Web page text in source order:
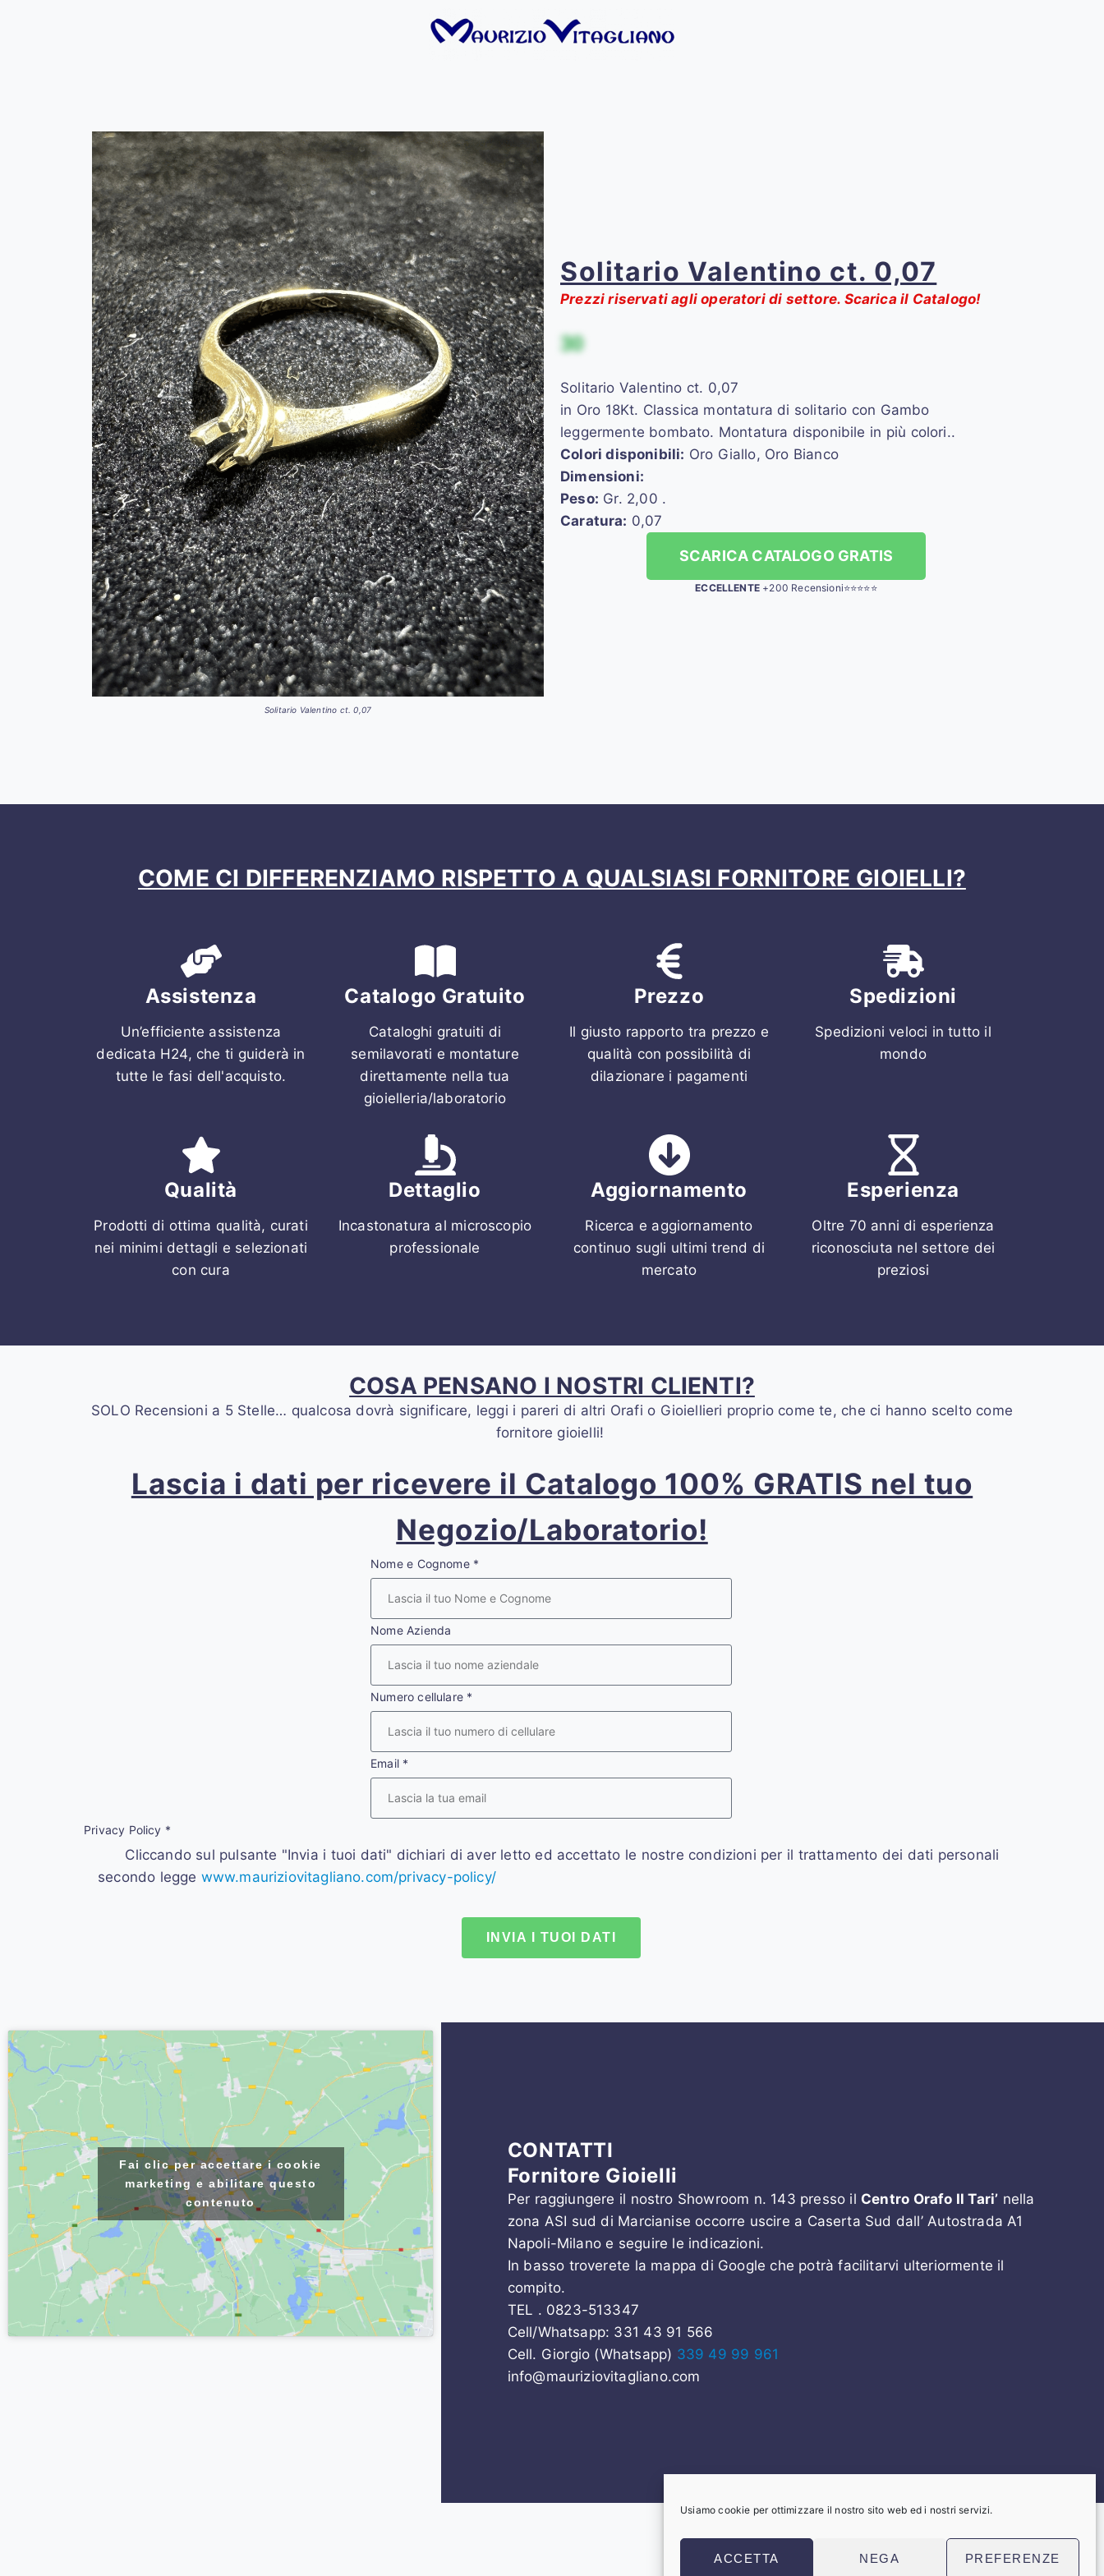
Usiamo cookie per ottimizzare il nostro sito web ed i nostri servizi.
ACCETTA NEGA PREFERENZE
Solitario Valentino ct. 0,07
Solitario Valentino ct. 0,07
Prezzi riservati agli operatori di settore. Scarica il Catalogo!
30
Solitario Valentino ct. 0,07
in Oro 18Kt. Classica montatura di solitario con Gambo
leggermente bombato. Montatura disponibile in più colori..
Colori disponibili: Oro Giallo, Oro Bianco
Dimensioni:
Peso: Gr. 2,00 .
Caratura: 0,07
SCARICA CATALOGO GRATIS
ECCELLENTE+200 Recensioni⭐⭐⭐⭐⭐
COME CI DIFFERENZIAMO RISPETTO A QUALSIASI FORNITORE GIOIELLI?
Assistenza
Un’efficiente assistenza
dedicata H24, che ti guiderà in
tutte le fasi dell'acquisto.
Catalogo Gratuito
Cataloghi gratuiti di
semilavorati e montature
direttamente nella tua
gioielleria/laboratorio
Prezzo
Il giusto rapporto tra prezzo e
qualità con possibilità di
dilazionare i pagamenti
Spedizioni
Spedizioni veloci in tutto il
mondo
Qualità
Prodotti di ottima qualità, curati
nei minimi dettagli e selezionati
con cura
Dettaglio
Incastonatura al microscopio
professionale
Aggiornamento
Ricerca e aggiornamento
continuo sugli ultimi trend di
mercato
Esperienza
Oltre 70 anni di esperienza
riconosciuta nel settore dei
preziosi
COSA PENSANO I NOSTRI CLIENTI?
SOLO Recensioni a 5 Stelle… qualcosa dovrà significare, leggi i pareri di altri Orafi o Gioiellieri proprio come te, che ci hanno scelto come
fornitore gioielli!
Lascia i dati per ricevere il Catalogo 100% GRATIS nel tuo
Negozio/Laboratorio!
Nome e Cognome *
Nome Azienda
Numero cellulare *
Email *
Privacy Policy *
Cliccando sul pulsante "Invia i tuoi dati" dichiari di aver letto ed accettato le nostre condizioni per il trattamento dei dati personali
secondo legge www.mauriziovitagliano.com/privacy-policy/
Fai clic per accettare i cookie
marketing e abilitare questo
contenuto
CONTATTI
Fornitore Gioielli
Per raggiungere il nostro Showroom n. 143 presso il Centro Orafo Il Tari’ nella
zona ASI sud di Marcianise occorre uscire a Caserta Sud dall’ Autostrada A1
Napoli-Milano e seguire le indicazioni.
In basso troverete la mappa di Google che potrà facilitarvi ulteriormente il
compito.
TEL . 0823-513347
Cell/Whatsapp: 331 43 91 566
Cell. Giorgio (Whatsapp) 339 49 99 961
info@mauriziovitagliano.com